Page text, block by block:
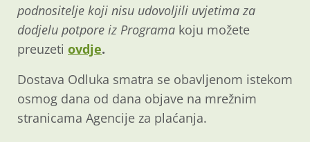
podnositelje koji nisu udovoljili uvjetima za
dodjelu potpore iz Programa koju možete
preuzeti ovdje.
Dostava Odluka smatra se obavljenom istekom
osmog dana od dana objave na mrežnim
stranicama Agencije za plaćanja.